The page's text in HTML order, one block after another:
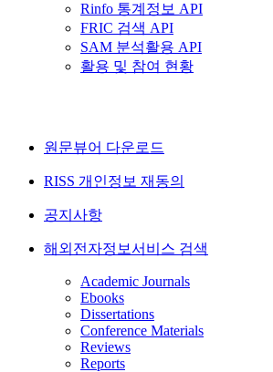
Rinfo 통계정보 API
FRIC 검색 API
SAM 분석활용 API
활용 및 참여 현황
원문뷰어 다운로드
RISS 개인정보 재동의
공지사항
해외전자정보서비스 검색
Academic Journals
Ebooks
Dissertations
Conference Materials
Reviews
Reports